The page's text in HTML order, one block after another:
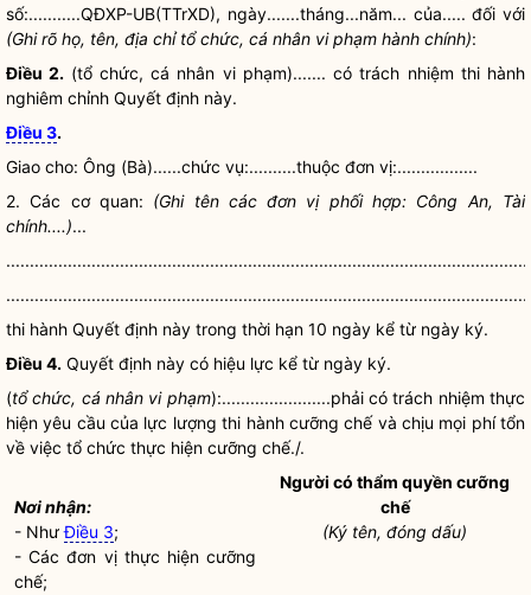
số:...........QĐXP-UB(TTrXD), ngày.......tháng...năm... của..... đối với
(Ghi rõ họ, tên, địa chỉtổ chức, cá nhân vi phạm hành chính):
Điều 2. (tổ chức, cá nhân vi phạm)....... có trách nhiệm thi hành
nghiêm chỉnh Quyết định này.
Điều 3.
Giao cho: Ông (Bà)......chức vụ:..........thuộc đơn vị:.................
2. Các cơ quan: (Ghi tên các đơn vị phối hợp: Công An, Tài
chính....)...
thi hành Quyết định này trong thời hạn 10 ngày kể từ ngày ký.
Điều 4. Quyết định này có hiệu lực kể từ ngày ký.
(tổ chức, cá nhân vi phạm):.......................phải có trách nhiệm thực
hiện yêu cầu của lực lượng thi hành cưỡng chếvà chịu mọi phí tổn
về việc tổ chức thực hiện cưỡng chế./.
Nơi nhận:
- NhưĐiều 3;
- Các đơn vị thực hiện cưỡng
chế;
Người có thẩm quyền cưỡng
chế
(Ký tên, đóng dấu)